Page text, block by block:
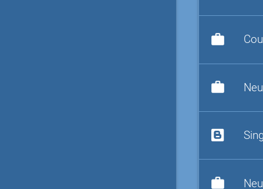
work
work
work